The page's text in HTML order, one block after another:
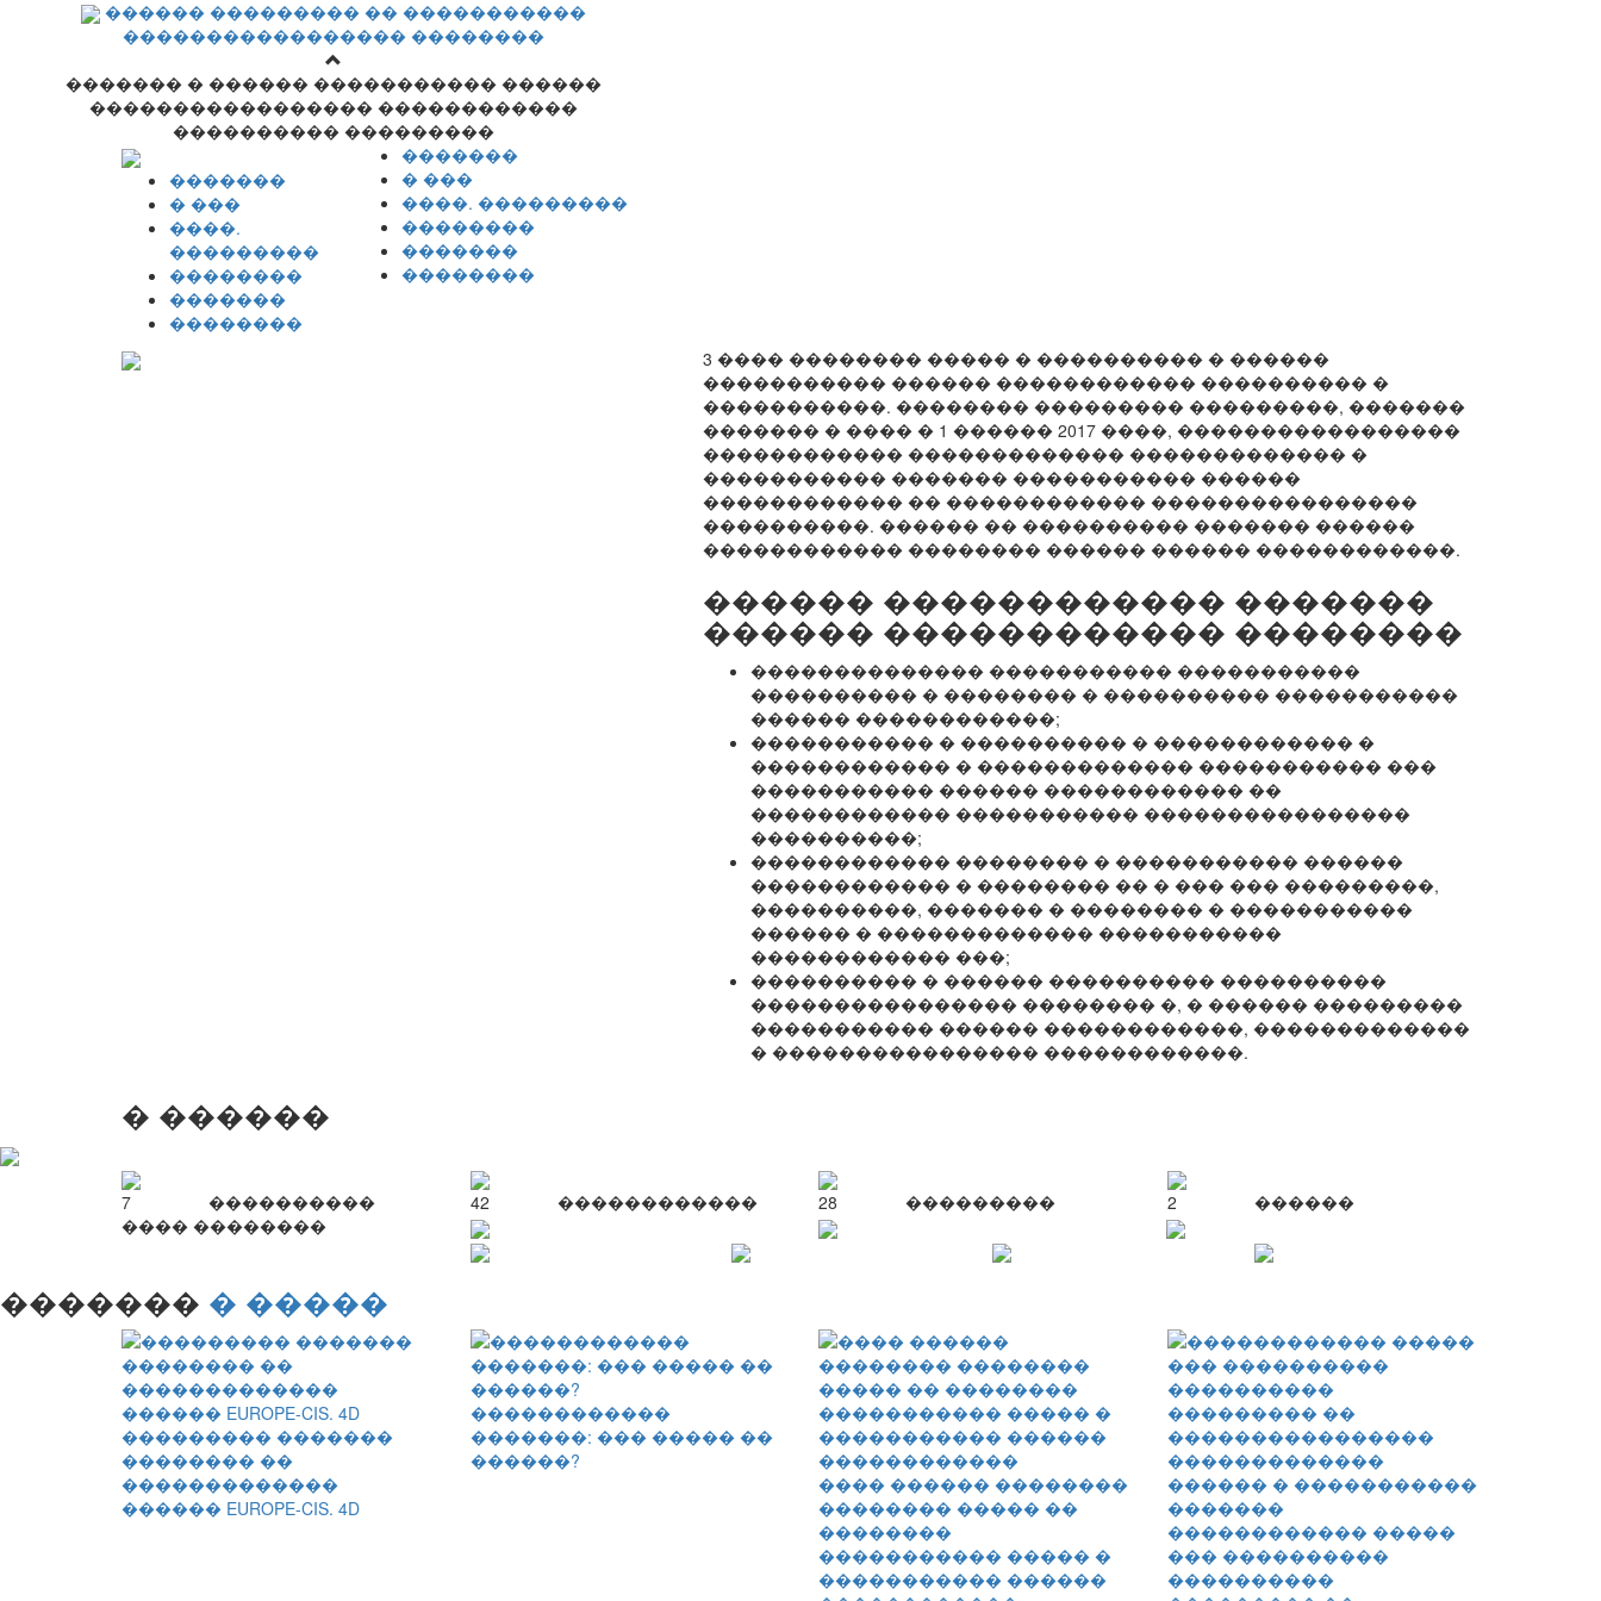
������ ��������� �� �����������
����������������� ��������
������� � ������ ����������� ������
����������������� ������������
���������� ���������
�������
� ���
����.
���������
��������
�������
��������
�������
� ���
����. ���������
��������
�������
��������
3 ���� �������� ����� � ���������� � ������
����������� ������ ������������ ���������� �
�����������. �������� ��������� ���������, �������
������� � ���� � 1 ������ 2017 ����, �����������������
������������ ������������� ������������� �
����������� ������� ����������� ������
������������ �� ������������ ����������������
����������. ������ �� ���������� ������� ������
������������ �������� ������ ������ ������������.
������ ������������ �������
������ ������������ ��������
�������������� ����������� �����������
���������� � �������� � ���������� �����������
������ ������������;
����������� � ���������� � ������������ �
������������ � ������������� ����������� ���
����������� ������ ������������ ��
������������ ����������� ����������������
����������;
������������ �������� � ����������� ������
������������ � �������� �� � ��� ��� ���������,
����������, ������� � �������� � �����������
������ � ������������� �����������
������������ ���;
���������� � ������ ���������� ����������
���������������� �������� �, � ������ ���������
����������� ������ ������������, �������������
� ���������������� ������������.
� ������
7 ���������� 42 ������������ 28 ��������� 2
������
���� ��������
������� � �����
��������� �������
�������� ��
�������������
������ EUROPE-CIS. 4D
������������
�������: ��� ����� ��
������?
���� ������ ��������
�������� ����� ��
��������
����������� ����� �
����������� ������
������������ �����
��� ����������
����������